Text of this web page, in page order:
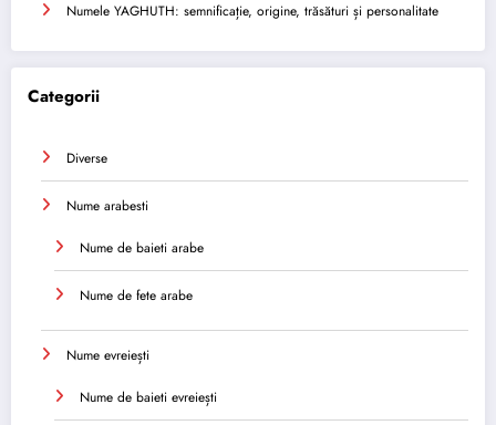
Numele YAGHUTH: semnificație, origine, trăsături și personalitate
Categorii
Diverse
Nume arabesti
Nume de baieti arabe
Nume de fete arabe
Nume evreiești
Nume de baieti evreiești